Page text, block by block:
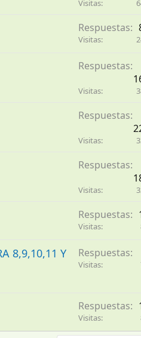
Visitas
Respuestas
Visitas
Respuestas
Visitas
Respuestas
Visitas
Respuestas
Visitas
Respuestas
Visitas
8,9,10,11 Y
Respuestas
Visitas
Respuestas
Visitas